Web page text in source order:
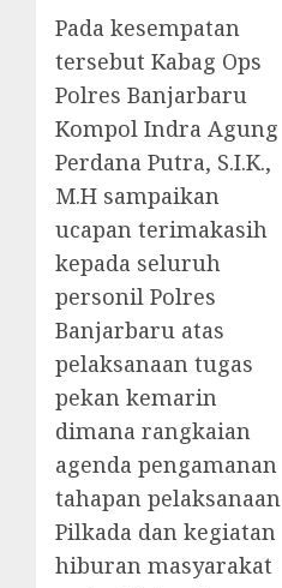
Pada kesempatan
tersebut Kabag Ops
Polres Banjarbaru
Kompol Indra Agung
Perdana Putra, S.I.K.,
M.H sampaikan
ucapan terimakasih
kepada seluruh
personil Polres
Banjarbaru atas
pelaksanaan tugas
pekan kemarin
dimana rangkaian
agenda pengamanan
tahapan pelaksanaan
Pilkada dan kegiatan
hiburan masyarakat